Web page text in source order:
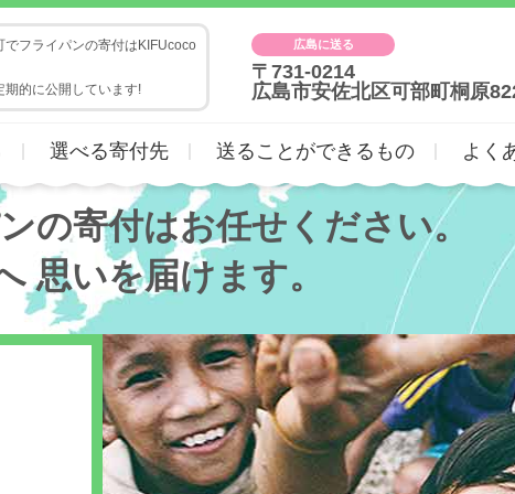
でフライパンの寄付はKIFUcoco
期的に公開しています!
広島に送る
〒731-0214
広島市安佐北区可部町桐原
選べる寄付先 送ることができるもの よく
の寄付はお任せください。
思いを届けます。